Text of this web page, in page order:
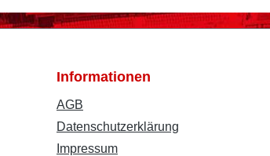
Informationen
AGB
Datenschutzerklärung
Impressum